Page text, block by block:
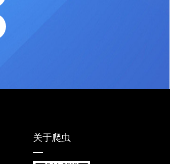
关于爬虫